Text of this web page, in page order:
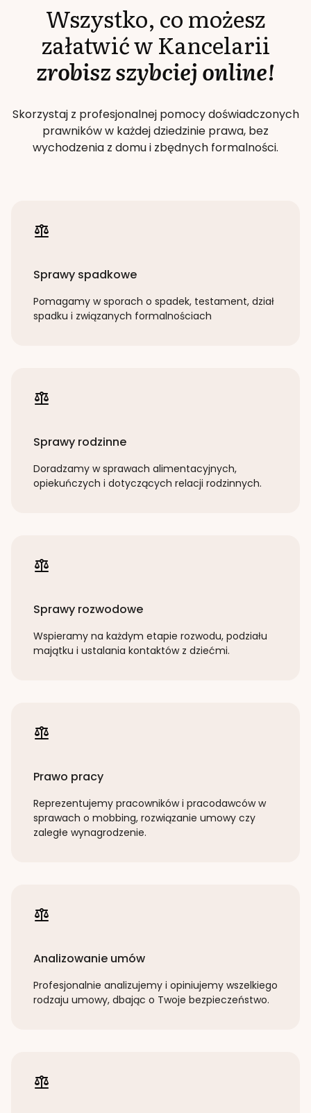
Wszystko, co możesz
załatwić w Kancelarii
zrobisz szybciej online!
Skorzystaj z profesjonalnej pomocy doświadczonych
prawników w każdej dziedzinie prawa, bez
wychodzenia z domu i zbędnych formalności.
Sprawy spadkowe
Pomagamy w sporach o spadek, testament, dział
spadku i związanych formalnościach
Sprawy rodzinne
Doradzamy w sprawach alimentacyjnych,
opiekuńczych i dotyczących relacji rodzinnych.
Sprawy rozwodowe
Wspieramy na każdym etapie rozwodu, podziału
majątku i ustalania kontaktów z dziećmi.
Prawo pracy
Reprezentujemy pracowników i pracodawców w
sprawach o mobbing, rozwiązanie umowy czy
zaległe wynagrodzenie.
Analizowanie umów
Profesjonalnie analizujemy i opiniujemy wszelkiego
rodzaju umowy, dbając o Twoje bezpieczeństwo.